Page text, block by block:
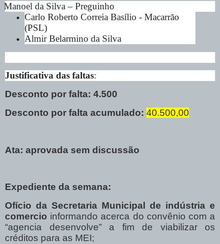
Manoel da Silva – Preguinho
Carlo Roberto Correia Basílio - Macarrão
(PSL)
Almir Belarmino da Silva
Justificativa das faltas:
Desconto por falta: 4.500
Desconto por falta acumulado: 40.500,00
Ata: aprovada sem discussão
Expediente da semana:
Ofício da Secretaria Municipal de indústria e
comercio informando acerca do convênio com a
“agencia desenvolve” a fim de viabilizar os
créditos para as MEI;